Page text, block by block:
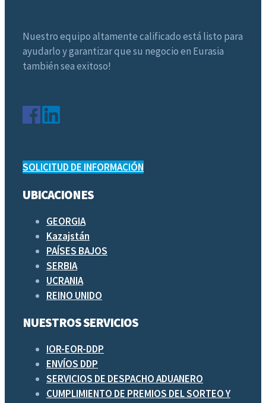
Nuestro equipo altamente calificado está listo para
ayudarlo y garantizar que su negocio en Eurasia
también sea exitoso!
SOLICITUD DE INFORMACIÓN
UBICACIONES
GEORGIA
Kazajstán
PAÍSES BAJOS
SERBIA
UCRANIA
REINO UNIDO
NUESTROS SERVICIOS
IOR-EOR-DDP
ENVÍOS DDP
SERVICIOS DE DESPACHO ADUANERO
CUMPLIMIENTO DE PREMIOS DEL SORTEO Y